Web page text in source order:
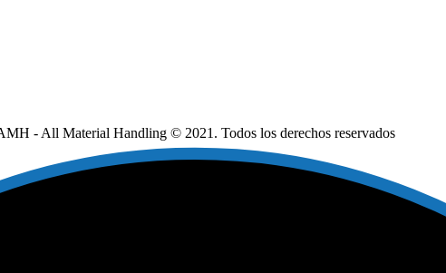
- All Material Handling © 2021. Todos los derechos reservados